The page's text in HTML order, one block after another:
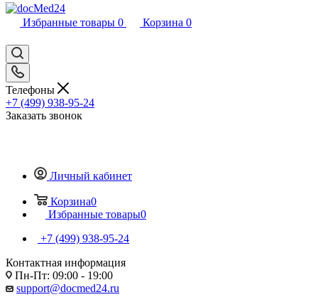
Избранные товары 0 Корзина 0
Телефоны
+7 (499) 938-95-24
Заказать звонок
Личный кабинет
Корзина0
Избранные товары0
+7 (499) 938-95-24
Контактная информация
Пн-Пт: 09:00 - 19:00
support@docmed24.ru